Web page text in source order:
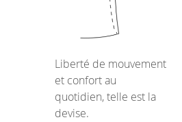
Liberté de mouvement
et confort au
quotidien, telle est la
devise.